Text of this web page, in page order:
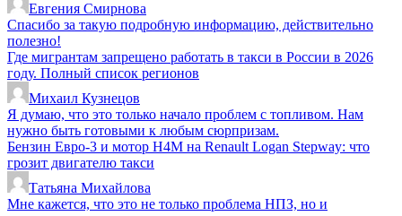
Евгения Смирнова
Спасибо за такую подробную информацию, действительно
полезно!
Где мигрантам запрещено работать в такси в России в 2026
году. Полный список регионов
Михаил Кузнецов
Я думаю, что это только начало проблем с топливом. Нам
нужно быть готовыми к любым сюрпризам.
Бензин Евро-3 и мотор H4M на Renault Logan Stepway: что
грозит двигателю такси
Татьяна Михайлова
Мне кажется, что это не только проблема НПЗ, но и